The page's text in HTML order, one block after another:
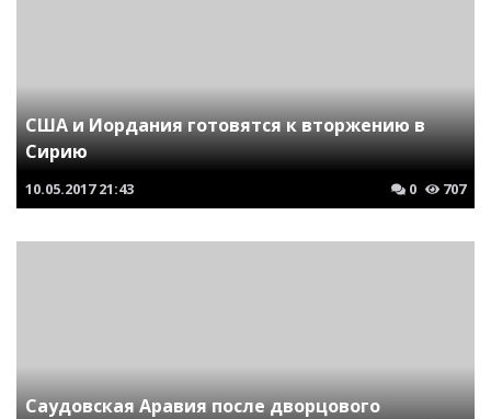
США и Иордания готовятся к вторжению в
Сирию
10.05.2017 21:43 0 707
Саудовская Аравия после дворцового